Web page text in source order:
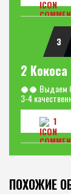
3
2 Кокоса
🥥🥥 Выдаем
3-4
1
ПОХОЖИЕ